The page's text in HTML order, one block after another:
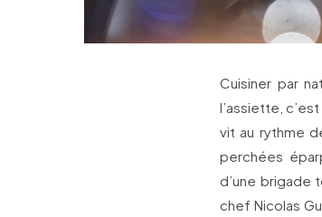
Cuisiner par
l’assiette,
vit au rythme
perchées
d’une brigade
chef Nicolas